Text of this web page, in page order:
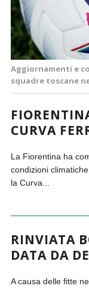
Aggiornamenti e
squadre toscane
CURVA
La Fiorentina ha
condizioni
la Curva...
RINVIATA
DATA DA
A causa delle fitte